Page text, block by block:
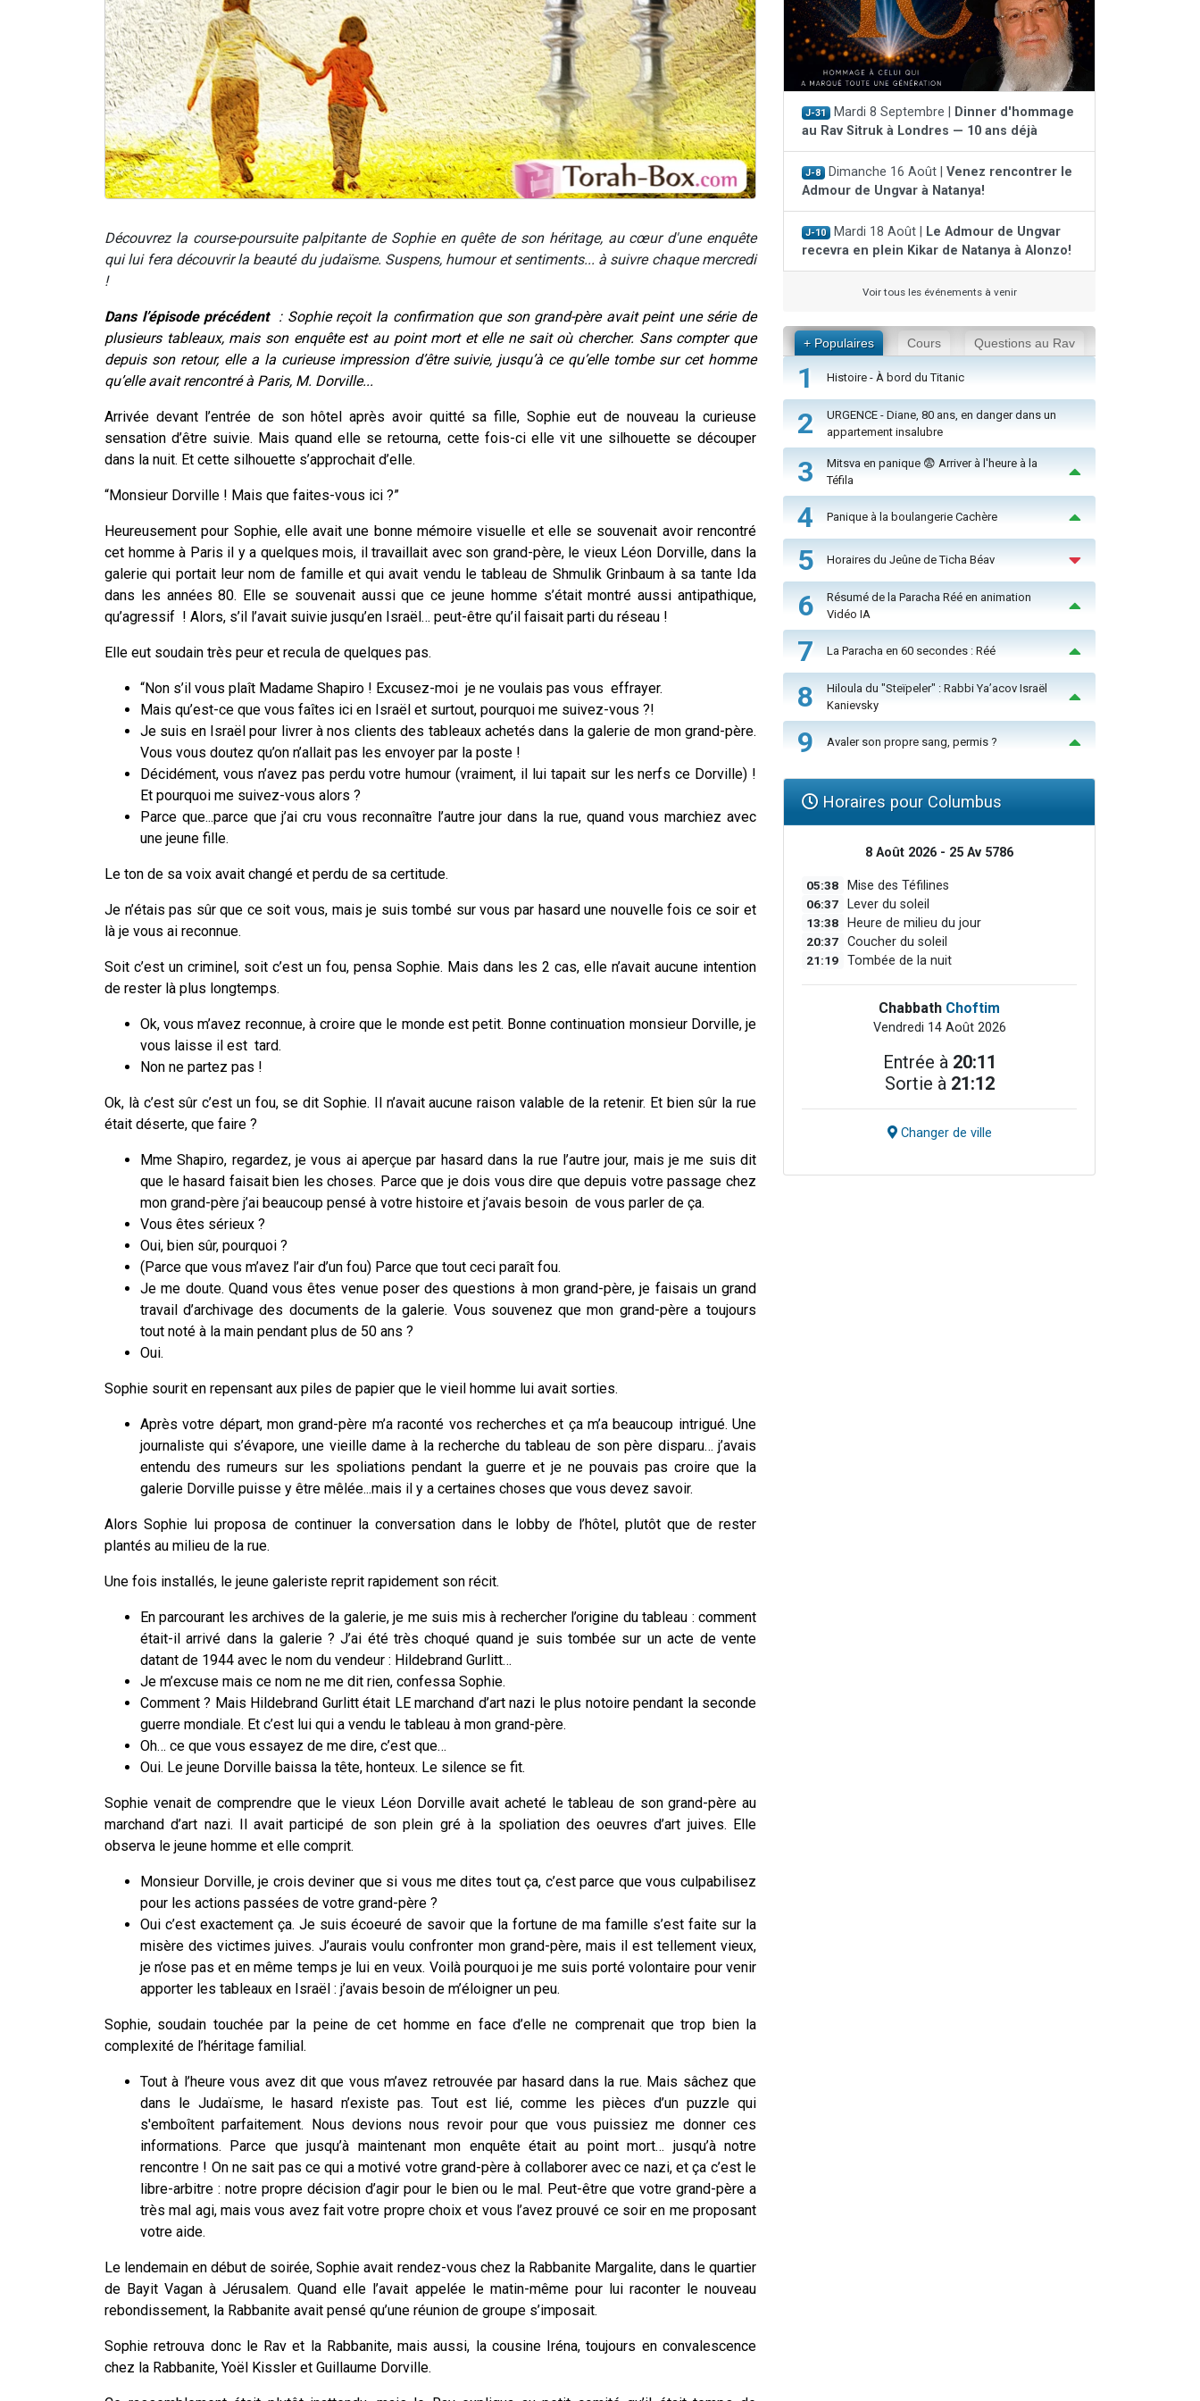
Découvrez la course-poursuite palpitante de Sophie en quête de son héritage, au cœur d'une enquête
qui lui fera découvrir la beauté du judaïsme. Suspens, humour et sentiments... à suivre chaque mercredi
!
Dans l’épisode précédent: Sophie reçoit la confirmation que son grand-père avait peint une série de
plusieurs tableaux, mais son enquête est au point mort et elle ne sait où chercher. Sans compter que
depuis son retour, elle a la curieuse impression d’être suivie, jusqu’à ce qu’elle tombe sur cet homme
qu’elle avait rencontré à Paris, M. Dorville...
Arrivée devant l’entrée de son hôtel après avoir quitté sa fille, Sophie eut de nouveau la curieuse
sensation d’être suivie. Mais quand elle se retourna, cette fois-ci elle vit une silhouette se découper
dans la nuit. Et cette silhouette s’approchait d’elle.
“Monsieur Dorville ! Mais que faites-vous ici ?”
Heureusement pour Sophie, elle avait une bonne mémoire visuelle et elle se souvenait avoir rencontré
cet homme à Paris il y a quelques mois, il travaillait avec son grand-père, le vieux Léon Dorville, dans la
galerie qui portait leur nom de famille et qui avait vendu le tableau de Shmulik Grinbaum à sa tante Ida
dans les années 80. Elle se souvenait aussi que ce jeune homme s’était montré aussi antipathique,
qu’agressif ! Alors, s’il l’avait suivie jusqu’en Israël… peut-être qu’il faisait parti du réseau !
Elle eut soudain très peur et recula de quelques pas.
“Non s’il vous plaît Madame Shapiro ! Excusez-moi je ne voulais pas vous effrayer.
Mais qu’est-ce que vous faîtes ici en Israël et surtout, pourquoi me suivez-vous ?!
Je suis en Israël pour livrer à nos clients des tableaux achetés dans la galerie de mon grand-père.
Vous vous doutez qu’on n’allait pas les envoyer par la poste !
Décidément, vous n’avez pas perdu votre humour (vraiment, il lui tapait sur les nerfs ce Dorville) !
Et pourquoi me suivez-vous alors ?
Parce que...parce que j’ai cru vous reconnaître l’autre jour dans la rue, quand vous marchiez avec
une jeune fille.
Le ton de sa voix avait changé et perdu de sa certitude.
Je n’étais pas sûr que ce soit vous, mais je suis tombé sur vous par hasard une nouvelle fois ce soir et
là je vous ai reconnue.
Soit c’est un criminel, soit c’est un fou, pensa Sophie. Mais dans les 2 cas, elle n’avait aucune intention
de rester là plus longtemps.
Ok, vous m’avez reconnue, à croire que le monde est petit. Bonne continuation monsieur Dorville, je
vous laisse il est tard.
Non ne partez pas !
Ok, là c’est sûr c’est un fou, se dit Sophie. Il n’avait aucune raison valable de la retenir. Et bien sûr la rue
était déserte, que faire ?
Mme Shapiro, regardez, je vous ai aperçue par hasard dans la rue l’autre jour, mais je me suis dit
que le hasard faisait bien les choses. Parce que je dois vous dire que depuis votre passage chez
mon grand-père j’ai beaucoup pensé à votre histoire et j’avais besoin de vous parler de ça.
Vous êtes sérieux ?
Oui, bien sûr, pourquoi ?
(Parce que vous m’avez l’air d’un fou) Parce que tout ceci paraît fou.
Je me doute. Quand vous êtes venue poser des questions à mon grand-père, je faisais un grand
travail d’archivage des documents de la galerie. Vous souvenez que mon grand-père a toujours
tout noté à la main pendant plus de 50 ans ?
Oui.
Sophie sourit en repensant aux piles de papier que le vieil homme lui avait sorties.
Après votre départ, mon grand-père m’a raconté vos recherches et ça m’a beaucoup intrigué. Une
journaliste qui s’évapore, une vieille dame à la recherche du tableau de son père disparu… j’avais
entendu des rumeurs sur les spoliations pendant la guerre et je ne pouvais pas croire que la
galerie Dorville puisse y être mêlée...mais il y a certaines choses que vous devez savoir.
Alors Sophie lui proposa de continuer la conversation dans le lobby de l’hôtel, plutôt que de rester
plantés au milieu de la rue.
Une fois installés, le jeune galeriste reprit rapidement son récit.
En parcourant les archives de la galerie, je me suis mis à rechercher l’origine du tableau : comment
était-il arrivé dans la galerie ? J’ai été très choqué quand je suis tombée sur un acte de vente
datant de 1944 avec le nom du vendeur : Hildebrand Gurlitt…
Je m’excuse mais ce nom ne me dit rien, confessa Sophie.
Comment ? Mais Hildebrand Gurlitt était LE marchand d’art nazi le plus notoire pendant la seconde
guerre mondiale. Et c’est lui qui a vendu le tableau à mon grand-père.
Oh… ce que vous essayez de me dire, c’est que…
Oui. Le jeune Dorville baissa la tête, honteux. Le silence se fit.
Sophie venait de comprendre que le vieux Léon Dorville avait acheté le tableau de son grand-père au
marchand d’art nazi. Il avait participé de son plein gré à la spoliation des oeuvres d’art juives. Elle
observa le jeune homme et elle comprit.
Monsieur Dorville, je crois deviner que si vous me dites tout ça, c’est parce que vous culpabilisez
pour les actions passées de votre grand-père ?
Oui c’est exactement ça. Je suis écoeuré de savoir que la fortune de ma famille s’est faite sur la
misère des victimes juives. J’aurais voulu confronter mon grand-père, mais il est tellement vieux,
je n’ose pas et en même temps je lui en veux. Voilà pourquoi je me suis porté volontaire pour venir
apporter les tableaux en Israël : j’avais besoin de m’éloigner un peu.
Sophie, soudain touchée par la peine de cet homme en face d’elle ne comprenait que trop bien la
complexité de l’héritage familial.
Tout à l’heure vous avez dit que vous m’avez retrouvée par hasard dans la rue. Mais sâchez que
dans le Judaïsme, le hasard n’existe pas. Tout est lié, comme les pièces d’un puzzle qui
s'emboîtent parfaitement. Nous devions nous revoir pour que vous puissiez me donner ces
informations. Parce que jusqu’à maintenant mon enquête était au point mort… jusqu’à notre
rencontre ! On ne sait pas ce qui a motivé votre grand-père à collaborer avec ce nazi, et ça c’est le
libre-arbitre : notre propre décision d’agir pour le bien ou le mal. Peut-être que votre grand-père a
très mal agi, mais vous avez fait votre propre choix et vous l’avez prouvé ce soir en me proposant
votre aide.
Le lendemain en début de soirée, Sophie avait rendez-vous chez la Rabbanite Margalite, dans le quartier
de Bayit Vagan à Jérusalem. Quand elle l’avait appelée le matin-même pour lui raconter le nouveau
rebondissement, la Rabbanite avait pensé qu’une réunion de groupe s’imposait.
Sophie retrouva donc le Rav et la Rabbanite, mais aussi, la cousine Iréna, toujours en convalescence
chez la Rabbanite, Yoël Kissler et Guillaume Dorville.
J-31 Mardi 8 Septembre |
Dinner d'hommage
au Rav Sitruk à Londres — 10 ans déjà
J-8 Dimanche 16 Août | Venez rencontrer le
Admour de Ungvar à Natanya!
J-10 Mardi 18 Août |
Le Admour de Ungvar
recevra en plein Kikar de Natanya à Alonzo!
Voir tous les événements à venir
+ Populaires Cours Questions au Rav
1 Histoire - À bord du Titanic
2
URGENCE - Diane, 80 ans, en danger dans un
appartement insalubre
3
Mitsva en panique 😨 Arriver à l'heure à la
Téfila
4 Panique à la boulangerie Cachère
5 Horaires du Jeûne de Ticha Béav
6
Résumé de la Paracha Réé en animation
Vidéo IA
7 La Paracha en 60 secondes : Réé
8
Hiloula du "Steïpeler" : Rabbi Ya’acov Israël
Kanievsky
9 Avaler son propre sang, permis ?
Horaires pour Columbus
8 Août 2026 - 25 Av 5786
05:38 Mise des Téfilines
06:37 Lever du soleil
13:38 Heure de milieu du jour
20:37 Coucher du soleil
21:19 Tombée de la nuit
Chabbath Choftim
Vendredi 14 Août 2026
Entrée à 20:11
Sortie à 21:12
Changer de ville